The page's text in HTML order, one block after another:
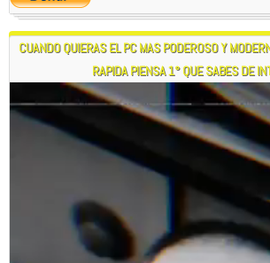
CUANDO QUIERAS EL PC MAS PODEROSO Y
RAPIDA PIENSA 1° QUE SABES DE
Reproductor
de